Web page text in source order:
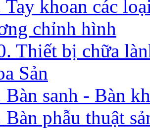
Tay khoan các
chỉnh hình
Thiết bị chữa
Sản
Bàn sanh - Bàn
Bàn phẫu thuật